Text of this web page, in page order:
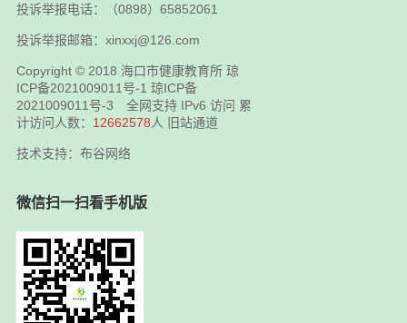
投诉举报电话：（0898）65852061
投诉举报邮箱：xinxxj@126.com
Copyright © 2018 海口市健康教育所 琼
ICP备2021009011号-1 琼ICP备
2021009011号-3 全网支持 IPv6 访问 累
计访问人数： 12662578人 旧站通道
技术支持：布谷网络
微信扫一扫看手机版